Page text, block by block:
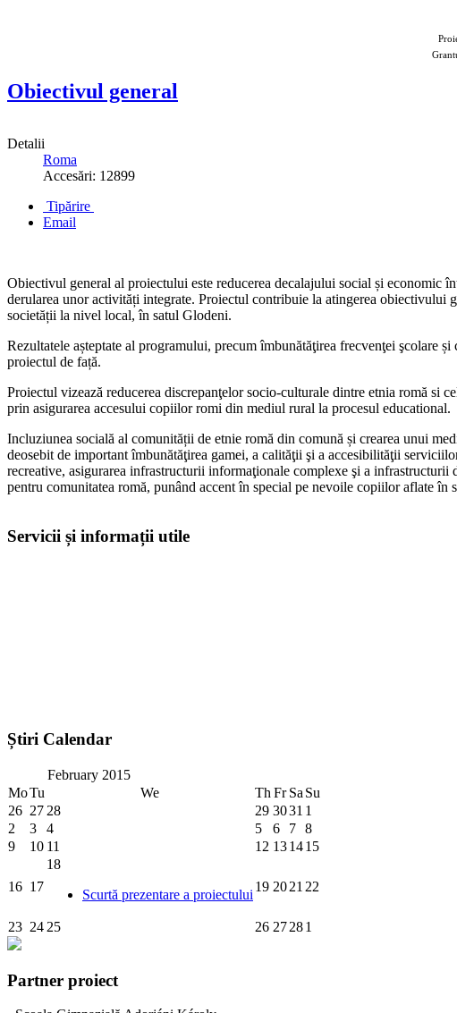
Obiectivul general
Detalii
Roma
Accesări: 12899
Tipărire
Email
Obiectivul general al proiectului este reducerea decalajului social și economic
derularea unor activități integrate. Proiectul contribuie la atingerea obiectivului
societății la nivel local, în satul Glodeni.
Rezultatele așteptate al programului, precum îmbunătăţirea frecvenţei şcolare
proiectul de față.
Proiectul vizează reducerea discrepanţelor socio-culturale dintre etnia romă si
prin asigurarea accesului copiilor romi din mediul rural la procesul educational.
Incluziunea socială al comunității de etnie romă din comună și crearea unui
deosebit de important îmbunătăţirea gamei, a calităţii şi a accesibilităţii
recreative, asigurarea infrastructurii informaţionale complexe şi a
pentru comunitatea romă, punând accent în special pe nevoile copiilor aflate în
Servicii și informații utile
Știri Calendar
February 2015
MoTu We Th Fr Sa Su
26 27 28 29 3031 1
2
3 4 5 6 7 8
9
10 11 12 131415
16 17
18
Scurtă prezentare a proiectului
19 2021 22
23 24 25 26 27281
Partner proiect